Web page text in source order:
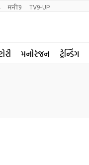
मनी9 TV9-UP
મનોરંજન ટ્રેન્ડિંગ